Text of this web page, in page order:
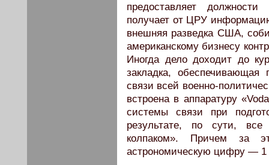
предоставляет
получает от ЦРУ
внешняя разведка США,
американскому бизнесу
Иногда дело доходит до
закладка,
связи всей военно-
встроена в аппаратуру
системы связи при
результате, по сути, все
колпаком». Причем за
астрономическую цифру —